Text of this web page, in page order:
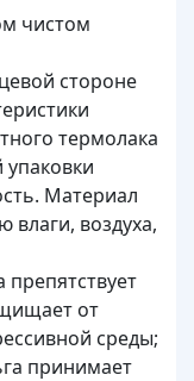
чистом
стороне
термолака
Материал
влаги, воздуха,
препятствует
от
среды;
принимает